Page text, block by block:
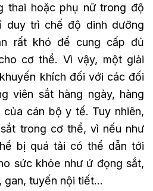
thai hoặc phụ nữ trong độ
duy trì chế độ dinh dưỡng
rất khó để cung cấp đủ
cơ thể. Vì vậy, một giải
khích đối với các đối
viên sắt hàng ngày, hàng
cán bộ y tế. Tuy nhiên,
trong cơ thể, vì nếu như
bị quá tải có thể dẫn tới
sức khỏe như ứ đọng sắt,
gan, tuyến nội tiết…